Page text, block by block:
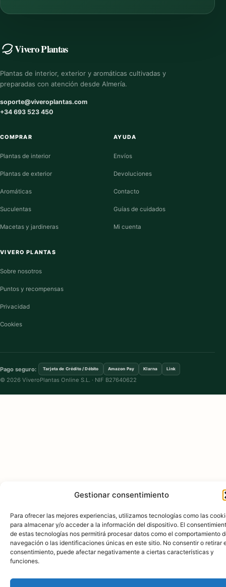
Gestionar consentimiento
Para ofrecer las mejores experiencias, utilizamos tecnologías como las
para almacenar y/o acceder a la información del dispositivo. El
de estas tecnologías nos permitirá procesar datos como el comportamiento
navegación o las identificaciones únicas en este sitio. No consentir o retirar
consentimiento, puede afectar negativamente a ciertas características y
funciones.
Vivero Plantas
Plantas de interior, exterior y aromáticas cultivadas y
preparadas con atención desde Almería.
soporte@viveroplantas.com
+34 693 523 450
COMPRAR
Plantas de interior
Plantas de exterior
Aromáticas
Suculentas
Macetas y jardineras
AYUDA
Envíos
Devoluciones
Contacto
Guías de cuidados
Mi cuenta
VIVERO PLANTAS
Sobre nosotros
Puntos y recompensas
Privacidad
Cookies
Pago seguro: Tarjeta de Crédito / Débito Amazon Pay Klarna Link
© 2026 ViveroPlantas Online S.L. · NIF B27640622